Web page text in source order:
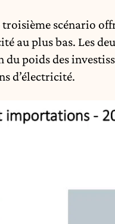
troisième scénario
au plus bas. Les
poids des
d’électricité.